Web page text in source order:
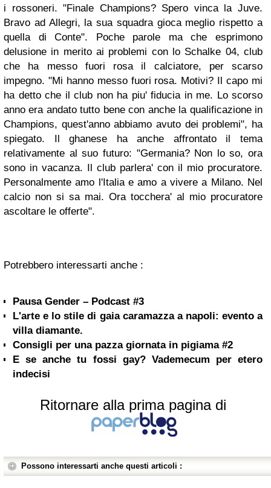
i rossoneri. "Finale Champions? Spero vinca la Juve.
Bravo ad Allegri, la sua squadra gioca meglio rispetto a
quella di Conte". Poche parole ma che esprimono
delusione in merito ai problemi con lo Schalke 04, club
che ha messo fuori rosa il calciatore, per scarso
impegno. "Mi hanno messo fuori rosa. Motivi? Il capo mi
ha detto che il club non ha piu' fiducia in me. Lo scorso
anno era andato tutto bene con anche la qualificazione in
Champions, quest'anno abbiamo avuto dei problemi", ha
spiegato. Il ghanese ha anche affrontato il tema
relativamente al suo futuro: "Germania? Non lo so, ora
sono in vacanza. Il club parlera' con il mio procuratore.
Personalmente amo l'Italia e amo a vivere a Milano. Nel
calcio non si sa mai. Ora tocchera' al mio procuratore
ascoltare le offerte".
Potrebbero interessarti anche :
Pausa Gender – Podcast #3
L'arte e lo stile di gaia caramazza a napoli: evento a
villa diamante.
Consigli per una pazza giornata in pigiama #2
E se anche tu fossi gay? Vademecum per etero
indecisi
Ritornare alla prima pagina di
Possono interessarti anche questi articoli :